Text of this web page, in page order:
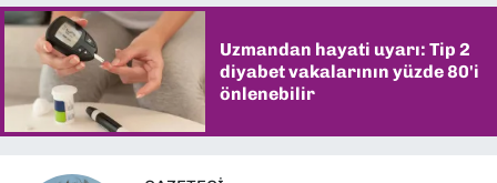
Uzmandan hayati uyarı: Tip 2
diyabet vakalarının yüzde 80'i
önlenebilir